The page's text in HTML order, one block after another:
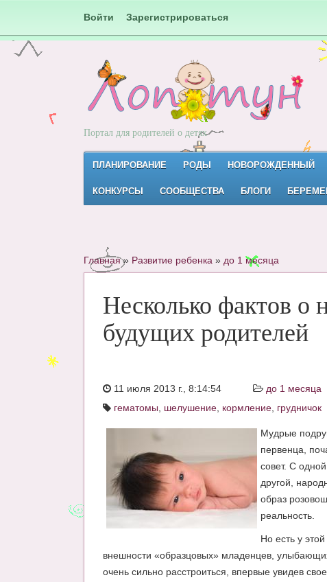
Войти Зарегистрироваться
Портал для родителей о детях
ПЛАНИРОВАНИЕ РОДЫ НОВОРОЖДЕННЫЙ
КОНКУРСЫ СООБЩЕСТВА БЛОГИ
Главная» Развитие ребенка » до 1 месяца
Несколько фактов о
будущих родителей
11 июля 2013 г., 8:14:54
до 1 месяца
гематомы
шелушение кормление грудничок
Мудрые
первенца,
совет. С
другой,
образ
реальность.
Но есть у
внешности «образцовых» младенцев,
очень сильно расстроиться, впервые увидев